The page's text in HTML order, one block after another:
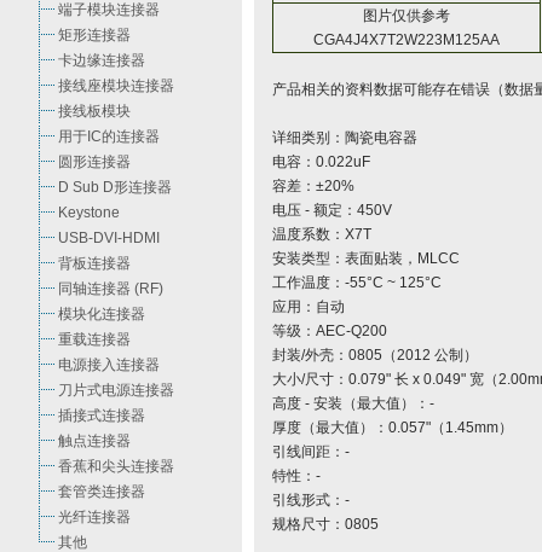
端子模块连接器
矩形连接器
卡边缘连接器
接线座模块连接器
接线板模块
用于IC的连接器
圆形连接器
D Sub D形连接器
Keystone
USB-DVI-HDMI
背板连接器
同轴连接器 (RF)
模块化连接器
重载连接器
电源接入连接器
刀片式电源连接器
插接式连接器
触点连接器
香蕉和尖头连接器
套管类连接器
光纤连接器
其他
图片仅供参考
CGA4J4X7T2W223M125AA
产品相关的资料数据可能存在错误（数据
详细类别：陶瓷电容器
电容：0.022uF
容差：±20%
电压 - 额定：450V
温度系数：X7T
安装类型：表面贴装，MLCC
工作温度：-55°C ~ 125°C
应用：自动
等级：AEC-Q200
封装/外壳：0805（2012 公制）
大小/尺寸：0.079" 长 x 0.049" 宽（
高度 - 安装（最大值）：-
厚度（最大值）：0.057"（1.45mm）
引线间距：-
特性：-
引线形式：-
规格尺寸：0805